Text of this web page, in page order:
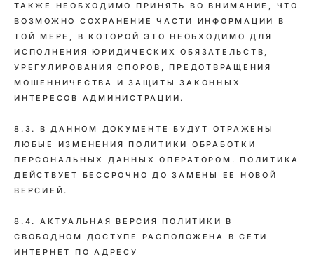
ТАКЖЕ НЕОБХОДИМО ПРИНЯТЬ ВО ВНИМАНИЕ, ЧТО
ВОЗМОЖНО СОХРАНЕНИЕ ЧАСТИ ИНФОРМАЦИИ В
ТОЙ МЕРЕ, В КОТОРОЙ ЭТО НЕОБХОДИМО ДЛЯ
ИСПОЛНЕНИЯ ЮРИДИЧЕСКИХ ОБЯЗАТЕЛЬСТВ,
УРЕГУЛИРОВАНИЯ СПОРОВ, ПРЕДОТВРАЩЕНИЯ
МОШЕННИЧЕСТВА И ЗАЩИТЫ ЗАКОННЫХ
ИНТЕРЕСОВ АДМИНИСТРАЦИИ.
8.3. В ДАННОМ ДОКУМЕНТЕ БУДУТ ОТРАЖЕНЫ
ЛЮБЫЕ ИЗМЕНЕНИЯ ПОЛИТИКИ ОБРАБОТКИ
ПЕРСОНАЛЬНЫХ ДАННЫХ ОПЕРАТОРОМ. ПОЛИТИКА
ДЕЙСТВУЕТ БЕССРОЧНО ДО ЗАМЕНЫ ЕЕ НОВОЙ
ВЕРСИЕЙ.
8.4. АКТУАЛЬНАЯ ВЕРСИЯ ПОЛИТИКИ В
СВОБОДНОМ ДОСТУПЕ РАСПОЛОЖЕНА В СЕТИ
ИНТЕРНЕТ ПО АДРЕСУ